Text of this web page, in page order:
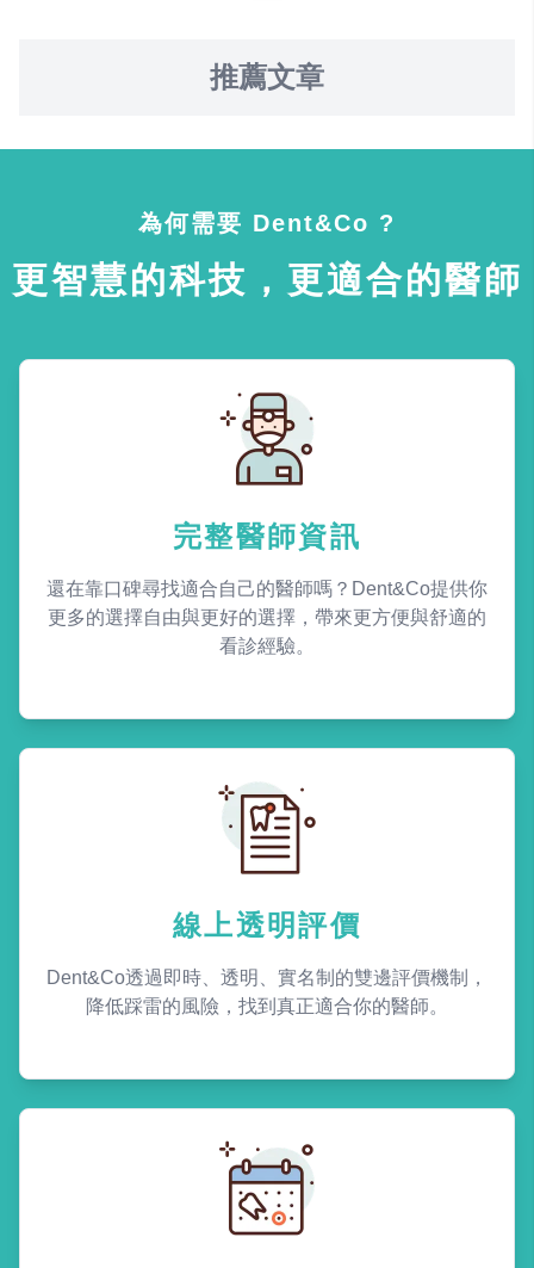
推薦文章
為何需要 Dent&Co ?
更智慧的科技，更適合的醫師
完整醫師資訊
還在靠口碑尋找適合自己的醫師嗎？Dent&Co提供你
更多的選擇自由與更好的選擇，帶來更方便與舒適的
看診經驗。
線上透明評價
Dent&Co透過即時、透明、實名制的雙邊評價機制，
降低踩雷的風險，找到真正適合你的醫師。